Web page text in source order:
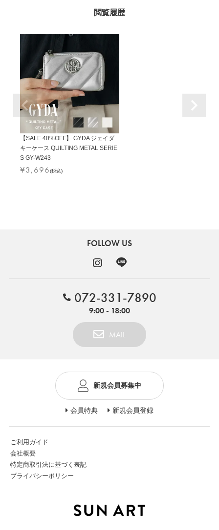
【SALE 40%OFF】 GYDA ジェイダ
キーケース QUILTING METAL SERIE
S GY-W243
¥3,696(税込)
FOLLOW US
MAIL
072-331-7890
9:00 - 18:00
新規会員募集中
会員特典 新規会員登録
ご利用ガイド
会社概要
特定商取引法に基づく表記
プライバシーポリシー